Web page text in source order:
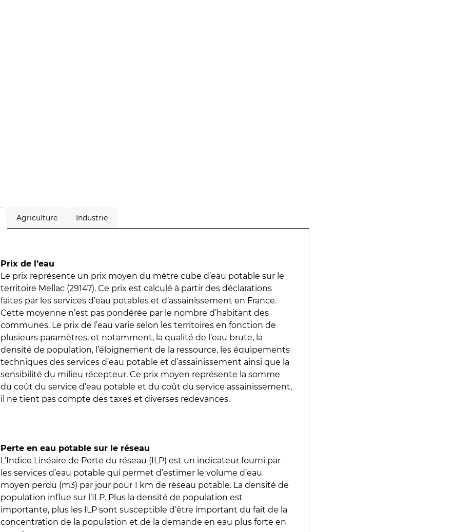
Agriculture Industrie
Prix de l’eau
Le prix représente un prix moyen du mètre cube d’eau potable sur le
territoire Mellac (29147). Ce prix est calculé à partir des déclarations
faites par les services d’eau potables et d’assainissement en France.
Cette moyenne n’est pas pondérée par le nombre d’habitant des
communes. Le prix de l’eau varie selon les territoires en fonction de
plusieurs paramètres, et notamment, la qualité de l’eau brute, la
densité de population, l’éloignement de la ressource, les équipements
techniques des services d’eau potable et d’assainissement ainsi que la
sensibilité du milieu récepteur. Ce prix moyen représente la somme
du coût du service d’eau potable et du coût du service assainissement,
il ne tient pas compte des taxes et diverses redevances.
Perte en eau potable sur le réseau
L’Indice Linéaire de Perte du réseau (ILP) est un indicateur fourni par
les services d’eau potable qui permet d’estimer le volume d’eau
moyen perdu (m3) par jour pour 1 km de réseau potable. La densité de
population influe sur l’ILP. Plus la densité de population est
importante, plus les ILP sont susceptible d’être important du fait de la
concentration de la population et de la demande en eau plus forte en